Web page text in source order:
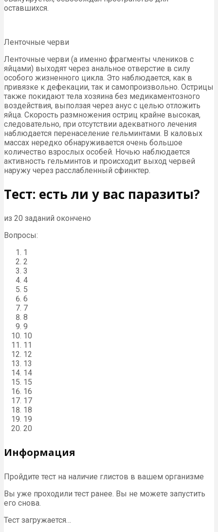
оставшихся.
Ленточные черви
Ленточные черви (а именно фрагменты члеников с
яйцами) выходят через анальное отверстие в силу
особого жизненного цикла. Это наблюдается, как в
привязке к дефекации, так и самопроизвольно. Острицы
также покидают тела хозяина без медикаментозного
воздействия, выползая через анус с целью отложить
яйца. Скорость размножения остриц крайне высокая,
следовательно, при отсутствии адекватного лечения
наблюдается перенаселение гельминтами. В каловых
массах нередко обнаруживается очень большое
количество взрослых особей. Ночью наблюдается
активность гельминтов и происходит выход червей
наружу через расслабленный сфинктер.
Тест: есть ли у вас паразиты?
из 20 заданий окончено
Вопросы:
1
2
3
4
5
6
7
8
9
10
11
12
13
14
15
16
17
18
19
20
Информация
Пройдите тест на наличие глистов в вашем организме
Вы уже проходили тест ранее. Вы не можете запустить
его снова.
Тест загружается…